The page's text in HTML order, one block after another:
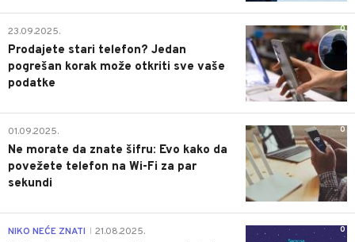
0
23.09.2025.
Prodajete stari telefon? Jedan
pogrešan korak može otkriti sve vaše
podatke
0
01.09.2025.
Ne morate da znate šifru: Evo kako da
povežete telefon na Wi-Fi za par
sekundi
0
NIKO NEĆE ZNATI 21.08.2025.